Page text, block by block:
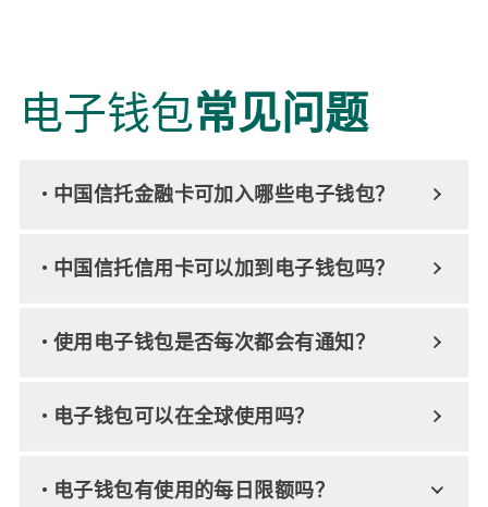
电子钱包常见问题
• 中国信托金融卡可加入哪些电子钱包？
• 中国信托信用卡可以加到电子钱包吗？
• 使用电子钱包是否每次都会有通知？
• 电子钱包可以在全球使用吗？
• 电子钱包有使用的每日限额吗？